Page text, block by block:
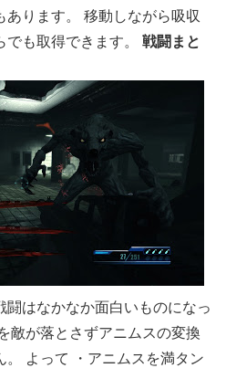
ります。 移動しながら吸収
も取得できます。 戦闘まと
闘はなかなか面白いものになっ
敵が落とさずアニムスの変換
よって ・アニムスを満タン